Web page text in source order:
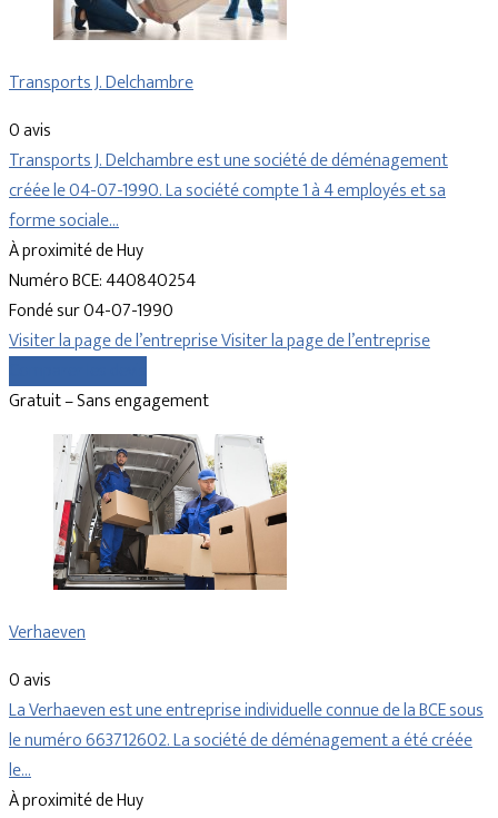
Transports J. Delchambre
0 avis
Transports J. Delchambre est une société de déménagement
créée le 04-07-1990. La société compte 1 à 4 employés et sa
forme sociale…
À proximité de Huy
Numéro BCE: 440840254
Fondé sur 04-07-1990
Visiter la page de l’entrepriseVisiter la page de l’entreprise
Gratuit – Sans engagement
Verhaeven
0 avis
La Verhaeven est une entreprise individuelle connue de la BCE sous
le numéro 663712602. La société de déménagement a été créée
le…
À proximité de Huy